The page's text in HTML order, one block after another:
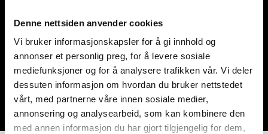
Denne nettsiden anvender cookies
Vi bruker informasjonskapsler for å gi innhold og
annonser et personlig preg, for å levere sosiale
mediefunksjoner og for å analysere trafikken vår. Vi deler
dessuten informasjon om hvordan du bruker nettstedet
vårt, med partnerne våre innen sosiale medier,
annonsering og analysearbeid, som kan kombinere den
med annen informasjon du har gjort tilgjengelig for dem,
Volgende stap